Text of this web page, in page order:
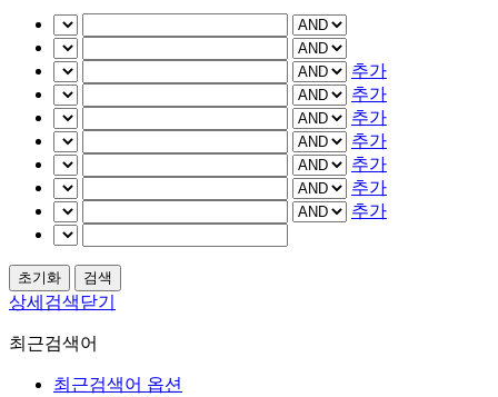
추가
추가
추가
추가
추가
추가
추가
상세검색닫기
최근검색어
최근검색어 옵션